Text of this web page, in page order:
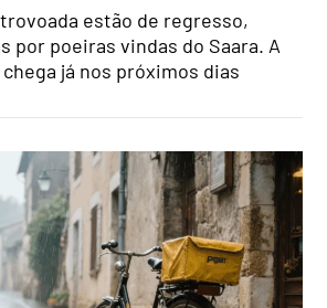
estão de regresso,
por poeiras vindas do Saara. A
já nos próximos dias